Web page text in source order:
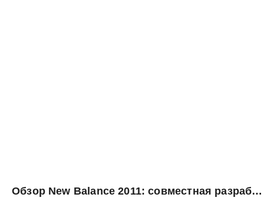
Обзор New Balance 2011: совместная разработка с Kith